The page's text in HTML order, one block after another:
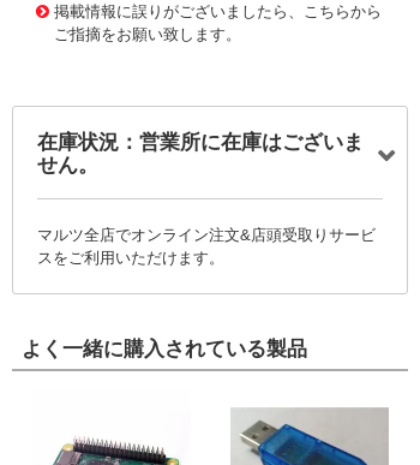
掲載情報に誤りがございましたら、こちらから
ご指摘をお願い致します。
在庫状況：営業所に在庫はございま
せん。
マルツ全店でオンライン注文&店頭受取りサービ
スをご利用いただけます。
よく一緒に購入されている製品